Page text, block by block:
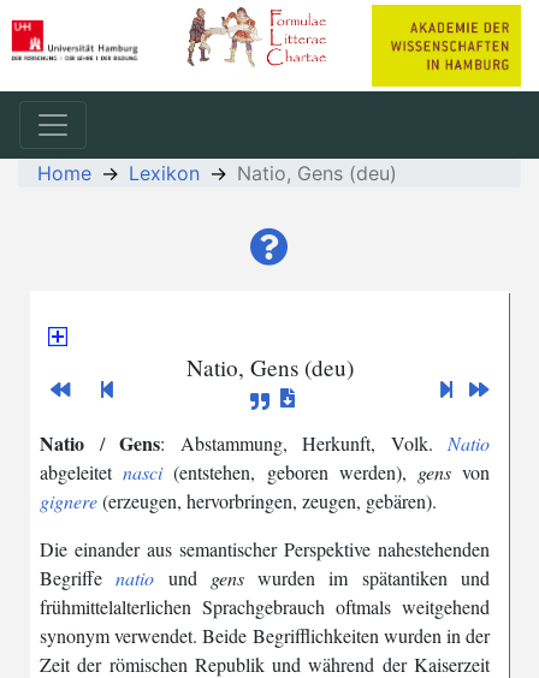
Home Lexikon Natio, Gens (deu)
Natio, Gens (deu)
Natio / Gens: Abstammung, Herkunft, Volk. Natio
abgeleitet nasci(entstehen, geboren werden), gens von
gignere(erzeugen, hervorbringen, zeugen, gebären).
Die einander aus semantischer Perspektive nahestehenden
Begriffe natio und gens wurden im spätantiken und
frühmittelalterlichen Sprachgebrauch oftmals weitgehend
synonymverwendet.Beide Begrifflichkeiten wurden in der
Zeit der römischen Republik und während der Kaiserzeit